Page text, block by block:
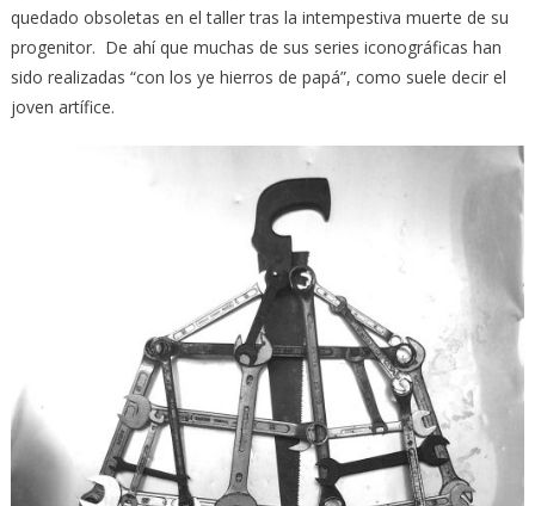
quedado obsoletas en el taller tras la intempestiva muerte de su
progenitor. De ahí que muchas de sus series iconográficas han
sido realizadas “con los ye hierros de papá”, como suele decir el
joven artífice.